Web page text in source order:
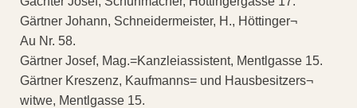
Gärtner Johann, Schneidermeister, H., Höttinger¬
Au Nr. 58.
Gärtner Josef, Mag.=Kanzleiassistent, Mentlgasse 15.
Gärtner Kreszenz, Kaufmanns= und Hausbesitzers¬
witwe, Mentlgasse 15.